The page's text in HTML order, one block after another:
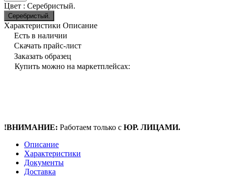
Цвет : Серебристый.
Серебристый.
Характеристики Описание
Есть в наличии
Скачать прайс-лист
Заказать образец
Купить можно на маркетплейсах:
!ВНИМАНИЕ: Работаем только с ЮР. ЛИЦАМИ.
Описание
Характеристики
Документы
Доставка